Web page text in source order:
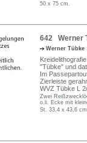
50 x 75 cm.
642 Werner
Werner Tübke
"Tübke" und
Im
Zierleiste
WVZ Tübke L
Zwei
o.li. Ecke mit
St. 33,4 x 43,6